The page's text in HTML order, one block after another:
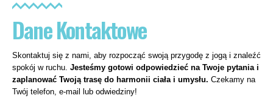
Dane Kontaktowe
Skontaktuj się z nami, aby rozpocząć swoją przygodę z jogą i znaleźć
spokój w ruchu. Jesteśmy gotowi odpowiedzieć na Twoje pytania i
zaplanować Twoją trasę do harmonii ciała i umysłu. Czekamy na
Twój telefon, e-mail lub odwiedziny!